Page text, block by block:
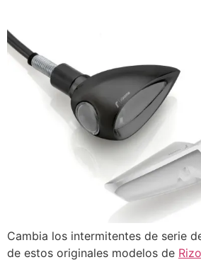
Cambia los intermitentes de serie
de estos originales modelos de